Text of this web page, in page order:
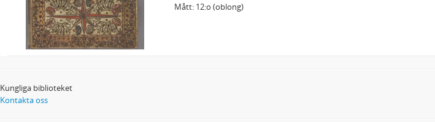
Mått: 12:o (oblong)
Kungliga biblioteket
Kontakta oss